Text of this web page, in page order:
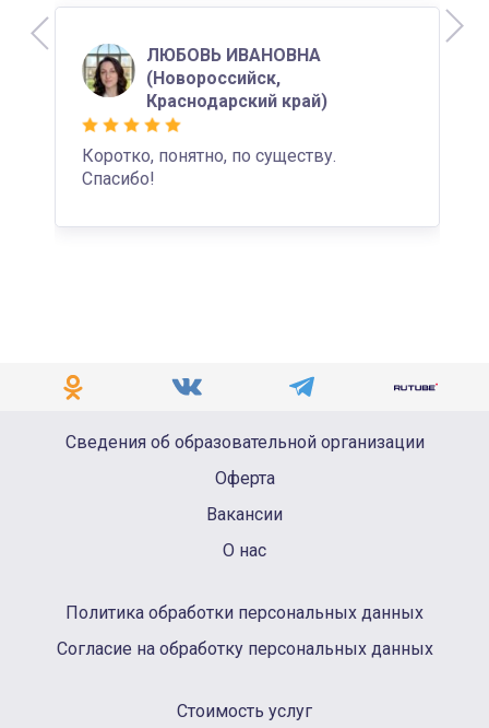
ЛЮБОВЬ ИВАНОВНА
(Новороссийск,
Краснодарский край)
Коротко, понятно, по существу.
Спасибо!
Сведения об образовательной организации
Оферта
Вакансии
О нас
Политика обработки персональных данных
Согласие на обработку персональных данных
Стоимость услуг